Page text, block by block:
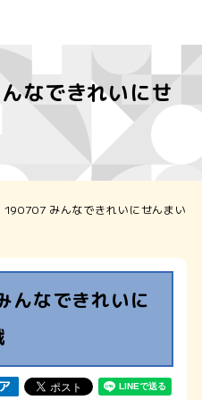
できれいにせ
みんなできれいにせんまい
なできれいに